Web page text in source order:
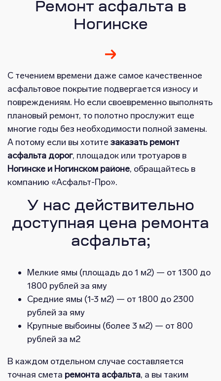
Ремонт асфальта в
Ногинске
С течением времени даже самое качественное
асфальтовое покрытие подвергается износу и
повреждениям. Но если своевременно выполнять
плановый ремонт, то полотно прослужит еще
многие годы без необходимости полной замены.
А потому если вы хотите заказать ремонт
асфальта дорог, площадок или тротуаров в
Ногинске и Ногинском районе, обращайтесь в
компанию «Асфальт-Про».
У нас действительно
доступная цена ремонта
асфальта;
Мелкие ямы (площадь до 1 м2) — от 1300 до
1800 рублей за яму
Средние ямы (1-3 м2) — от 1800 до 2300
рублей за яму
Крупные выбоины (более 3 м2) — от 800
рублей за м2
В каждом отдельном случае составляется
точная смета ремонта асфальта, а вы таким